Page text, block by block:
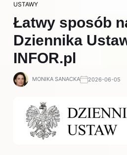
USTAWY
Łatwy sposób
Dziennika
INFOR.pl
MONIKA SANACKA 2026-06-05